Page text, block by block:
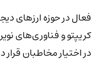
فعال در حوزه ارزهای
کریپتو و فناوری‌های
در اختیار مخاطبان قرار